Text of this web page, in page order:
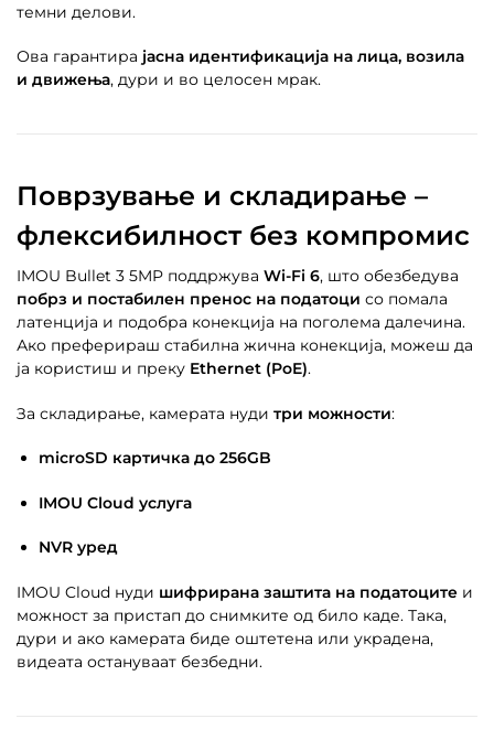
темни делови.
Ова гарантира јасна идентификација на лица, возила
и движења, дури и во целосен мрак.
Поврзување и складирање –
флексибилност без компромис
IMOU Bullet 3 5MP поддржува Wi-Fi 6, што обезбедува
побрз и постабилен пренос на податоци со помалa
латенција и подобра конекција на поголема далечина.
Ако преферираш стабилна жична конекција, можеш да
ја користиш и преку Ethernet (PoE).
За складирање, камерата нуди три можности:
microSD картичка до 256GB
IMOU Cloud услуга
NVR уред
IMOU Cloud нуди шифрирана заштита на податоците и
можност за пристап до снимките од било каде. Така,
дури и ако камерата биде оштетена или украдена,
видеата остануваат безбедни.